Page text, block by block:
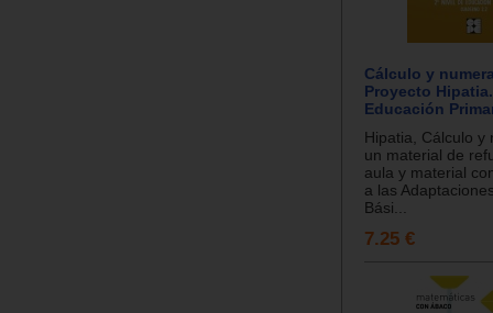
Cálculo y
Proyecto
Educación
Hipatia, Cálculo y
un material de
aula y material
a las
Bási...
7.25 €